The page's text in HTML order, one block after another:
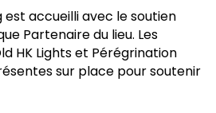
est accueilli avec le soutien
Partenaire du lieu. Les
HK Lights et Pérégrination
sur place pour soutenir